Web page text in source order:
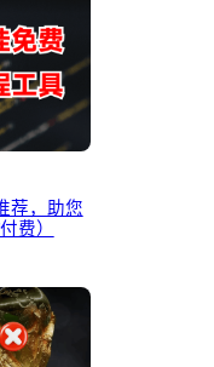
荐，助您
费）